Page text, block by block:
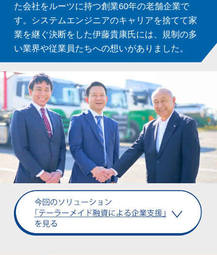
た会社を ルーツに持つ創業60年の老舗企業で
す。
システムエンジニアのキャリアを捨てて家
業を継ぐ決断をした伊藤貴康氏には、 規制の多
い業界や従業員たちへの想いがありました。